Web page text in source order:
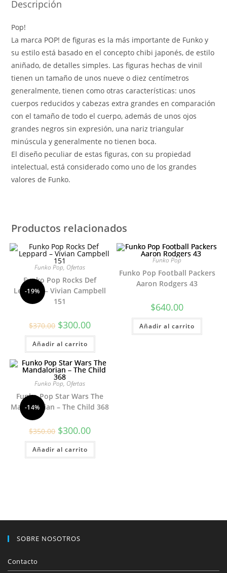
Descripción
Pop!
La marca POP! de figuras es la más importante de Funko y
su estilo está basado en el concepto chibi japonés, de estilo
aniñado, de detalles simples. Las figuras hechas de vinil
tienen un tamaño de unos nueve o diez centímetros
generalmente, tienen como otras características: unos
cuerpos reducidos y cabezas extra grandes en comparación
con el tamaño de todo el cuerpo, además de unos ojos
grandes negros sin expresión, una nariz triangular
minúscula y generalmente no tienen boca.
El diseño peculiar de estas figuras, con su propiedad
intelectual, está considerado como uno de los grandes
valores de Funko.
Productos relacionados
-19%
Funko Pop, Ofertas
Funko Pop Rocks Def
Leppard – Vivian Campbell
151
$370.00 El
precio
original
era:
$370.00.
$300.00El
actual
$300.00.
Añadir al carrito
Funko Pop
Funko Pop Football Packers
Aaron Rodgers 43
$640.00
Añadir al carrito
-14%
Funko Pop, Ofertas
Funko Pop Star Wars The
Mandalorian – The Child 368
$350.00 El
precio
original
era:
$350.00.
$300.00El
actual
$300.00.
Añadir al carrito
SOBRE NOSOTROS
Contacto